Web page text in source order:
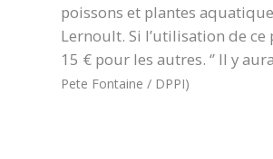
poissons et plantes
Lernoult. Si l’utilisation de
15 € pour les autres. ‘’ Il y
Pete Fontaine / DPPI)